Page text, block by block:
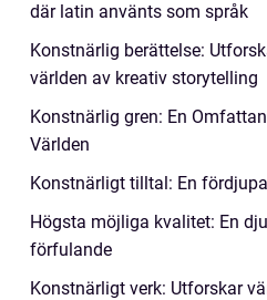
där latin använts som språk
Konstnärlig berättelse:
världen av kreativ storytelling
Konstnärlig gren: En
Världen
Konstnärligt tilltal: En
Högsta möjliga kvalitet: En
förfulande
Konstnärligt verk: Utforskar